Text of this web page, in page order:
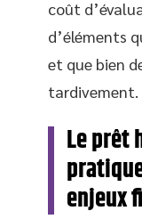
coût
d’éléments
et que bien
tardivement.
Le prêt
enjeux